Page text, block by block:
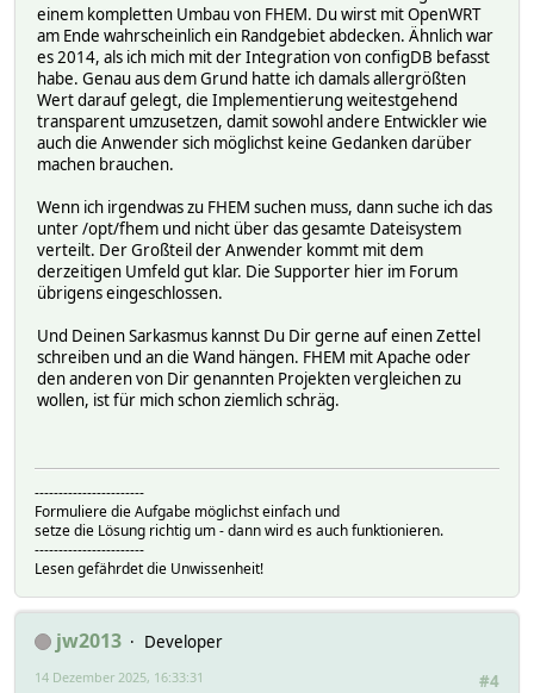
einem kompletten Umbau von FHEM. Du wirst mit OpenWRT
am Ende wahrscheinlich ein Randgebiet abdecken. Ähnlich war
es 2014, als ich mich mit der Integration von configDB befasst
habe. Genau aus dem Grund hatte ich damals allergrößten
Wert darauf gelegt, die Implementierung weitestgehend
transparent umzusetzen, damit sowohl andere Entwickler wie
auch die Anwender sich möglichst keine Gedanken darüber
machen brauchen.
Wenn ich irgendwas zu FHEM suchen muss, dann suche ich das
unter /opt/fhem und nicht über das gesamte Dateisystem
verteilt. Der Großteil der Anwender kommt mit dem
derzeitigen Umfeld gut klar. Die Supporter hier im Forum
übrigens eingeschlossen.
Und Deinen Sarkasmus kannst Du Dir gerne auf einen Zettel
schreiben und an die Wand hängen. FHEM mit Apache oder
den anderen von Dir genannten Projekten vergleichen zu
wollen, ist für mich schon ziemlich schräg.
-----------------------
Formuliere die Aufgabe möglichst einfach und
setze die Lösung richtig um - dann wird es auch funktionieren.
-----------------------
Lesen gefährdet die Unwissenheit!
jw2013
Developer
#4
14 Dezember 2025, 16:33:31